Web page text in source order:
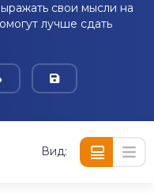
свои мысли на
лучше сдать
Вид: